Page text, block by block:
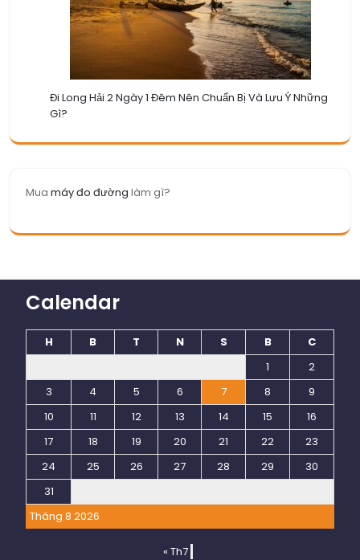
Đi Long Hải 2 Ngày 1 Đêm Nên Chuẩn Bị Và Lưu Ý Những
Gì?
Mua máy đo đường làm gì?
Calendar
Tháng 8 2026
H B T N S B
C
1
2
3
4 5 6 7 8
9
10
11 12 13 14 15
16
17
18 19 20 21 22
23
24
25 26 27 28 29
30
31
« Th7